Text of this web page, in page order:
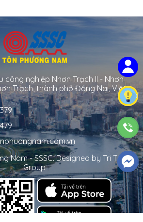
công nghiệp Nhơn Trạch II - Nhơn
Trạch, thành phố Đồng Nai, Việt
Nam - SSSC. Designed by Tri Thuc
Group